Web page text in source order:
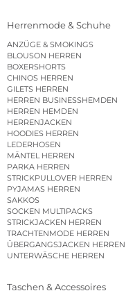
Herrenmode & Schuhe
ANZÜGE & SMOKINGS
BLOUSON HERREN
BOXERSHORTS
CHINOS HERREN
GILETS HERREN
HERREN BUSINESSHEMDEN
HERREN HEMDEN
HERRENJACKEN
HOODIES HERREN
LEDERHOSEN
MÄNTEL HERREN
PARKA HERREN
STRICKPULLOVER HERREN
PYJAMAS HERREN
SAKKOS
SOCKEN MULTIPACKS
STRICKJACKEN HERREN
TRACHTENMODE HERREN
ÜBERGANGSJACKEN HERREN
UNTERWÄSCHE HERREN
Taschen & Accessoires